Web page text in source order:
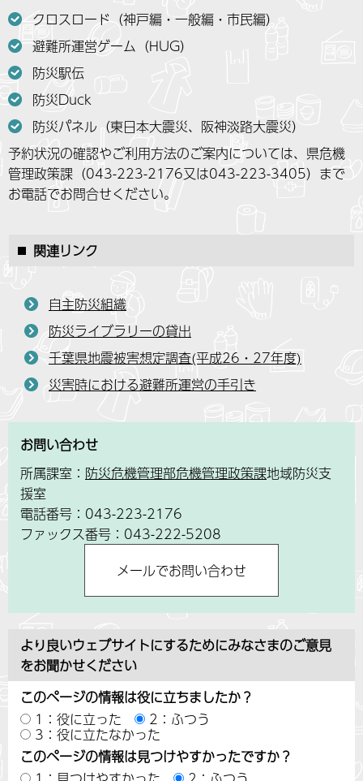
クロスロード（神戸編・一般編・市民編）
避難所運営ゲーム（HUG）
防災駅伝
防災Duck
防災パネル（東日本大震災、阪神淡路大震災）
予約状況の確認やご利用方法のご案内については、県危機
管理政策課（043-223-2176又は043-223-3405）まで
お電話でお問合せください。
関連リンク
自主防災組織
防災ライブラリーの貸出
千葉県地震被害想定調査(平成26・27年度)
災害時における避難所運営の手引き
お問い合わせ
所属課室： 防災危機管理部危機管理政策課地域防災支
援室
電話番号：043-223-2176
ファックス番号：043-222-5208
より良いウェブサイトにするためにみなさまのご意見
をお聞かせください
このページの情報は役に立ちましたか？
1：役に立った
2：ふつう
3：役に立たなかった
このページの情報は見つけやすかったですか？